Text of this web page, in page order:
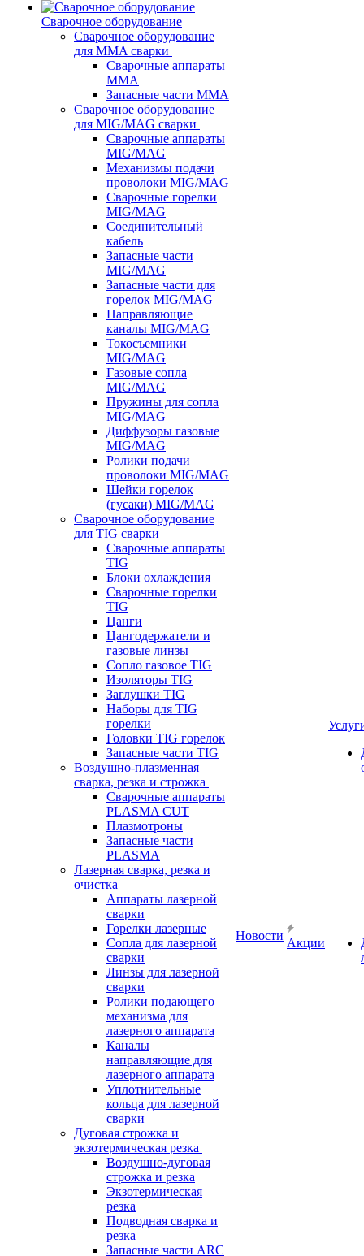
Сварочное оборудование
Сварочное оборудование
для MMA сварки
Сварочные аппараты
MMA
Запасные части MMA
Сварочное оборудование
для MIG/MAG сварки
Сварочные аппараты
MIG/MAG
Механизмы подачи
проволоки MIG/MAG
Сварочные горелки
MIG/MAG
Соединительный
кабель
Запасные части
MIG/MAG
Запасные части для
горелок MIG/MAG
Направляющие
каналы MIG/MAG
Токосъемники
MIG/MAG
Газовые сопла
MIG/MAG
Пружины для сопла
MIG/MAG
Диффузоры газовые
MIG/MAG
Ролики подачи
проволоки MIG/MAG
Шейки горелок
(гусаки) MIG/MAG
Сварочное оборудование
для TIG сварки
Сварочные аппараты
TIG
Блоки охлаждения
Сварочные горелки
TIG
Цанги
Цангодержатели и
газовые линзы
Сопло газовое TIG
Изоляторы TIG
Заглушки TIG
Наборы для TIG
горелки
Головки TIG горелок
Запасные части TIG
Воздушно-плазменная
сварка, резка и строжка
Сварочные аппараты
PLASMA CUT
Плазмотроны
Запасные части
PLASMA
Лазерная сварка, резка и
очистка
Аппараты лазерной
сварки
Горелки лазерные
Сопла для лазерной
сварки
Линзы для лазерной
сварки
Ролики подающего
механизма для
лазерного аппарата
Каналы
направляющие для
лазерного аппарата
Уплотнительные
кольца для лазерной
сварки
Дуговая строжка и
экзотермическая резка
Воздушно-дуговая
строжка и резка
Экзотермическая
резка
Подводная сварка и
резка
Запасные части ARC
Новости
Акции